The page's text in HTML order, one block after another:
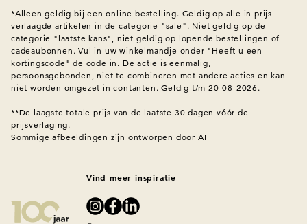
*Alleen geldig bij een online bestelling. Geldig op alle in prijs
verlaagde artikelen in de categorie "sale". Niet geldig op de
categorie "laatste kans", niet geldig op lopende bestellingen of
cadeaubonnen. Vul in uw winkelmandje onder "Heeft u een
kortingscode" de code in. De actie is eenmalig,
persoonsgebonden, niet te combineren met andere acties en kan
niet worden omgezet in contanten. Geldig t/m 20-08-2026.
**De laagste totale prijs van de laatste 30 dagen vóór de
Sommige afbeeldingen zijn ontworpen door AI
Vind meer inspiratie